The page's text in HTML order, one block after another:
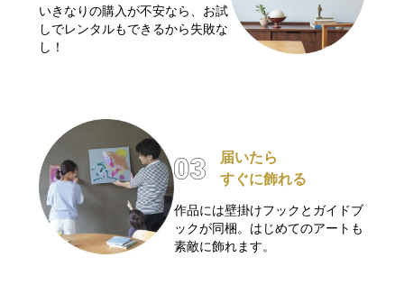
いきなりの購入が不安なら、お試
しでレンタルもできるから失敗な
し！
届いたら
すぐに飾れる
作品には壁掛けフックとガイドブ
ックが同梱。はじめてのアートも
素敵に飾れます。